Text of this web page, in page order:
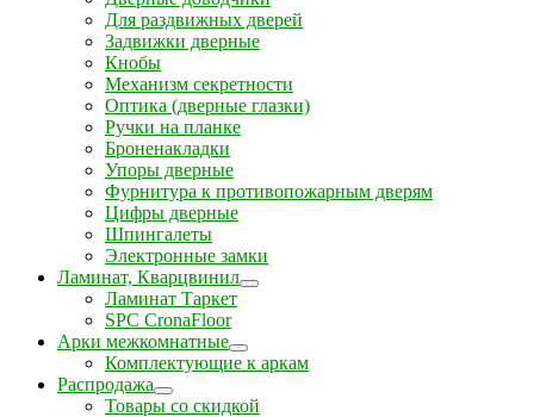
Для раздвижных дверей
Задвижки дверные
Кнобы
Механизм секретности
Оптика (дверные глазки)
Ручки на планке
Броненакладки
Упоры дверные
Фурнитура к противопожарным дверям
Цифры дверные
Шпингалеты
Электронные замки
Ламинат, Кварцвинил
Ламинат Таркет
SPC CronaFloor
Арки межкомнатные
Комплектующие к аркам
Распродажа
Товары со скидкой